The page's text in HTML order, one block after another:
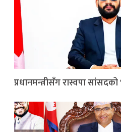
प्रधानमन्त्रीसँग रास्वपा